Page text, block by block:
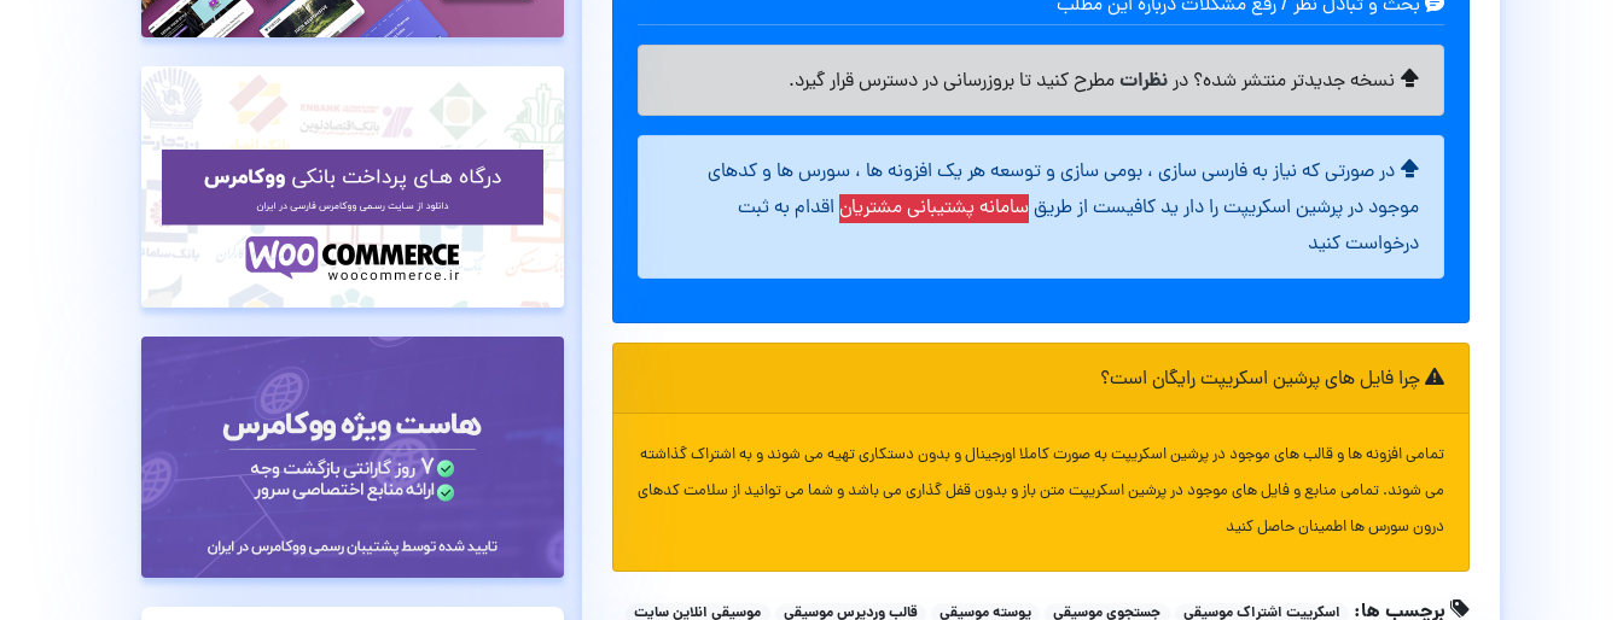
بحث و تبادل نظر / رفع مشکلات درباره این مطلب
نسخه جدیدتر منتشر شده؟ درنظراتمطرح کنید تا بروزرسانی در دسترس قرار گیرد.
در صورتی که نیاز به فارسی سازی ، بومی سازی و توسعه هر یک افزونه ها ، سورس ها و کدهای
موجود در پرشین اسکریپت را دار ید کافیست از طریقسامانه پشتیبانی مشتریان اقدام به ثبت
درخواست کنید
چرا فایل های پرشین اسکریپت رایگان است؟
تمامی افزونه ها و قالب های موجود در پرشین اسکریپت به صورت کاملا اورجینال و بدون دستکاری تهیه می شوند و به اشتراک گذاشته
می شوند. تمامی منابع و فایل های موجود در پرشین اسکریپت متن باز و بدون قفل گذاری می باشد و شما می توانید از سلامت کدهای
درون سورس ها اطمینان حاصل کنید
برچسب ها: اسکریپت اشتراک موسیقی جستجوی موسیقی پوسته موسیقی قالب وردپرس موسیقی موسیقی انلاین سایت